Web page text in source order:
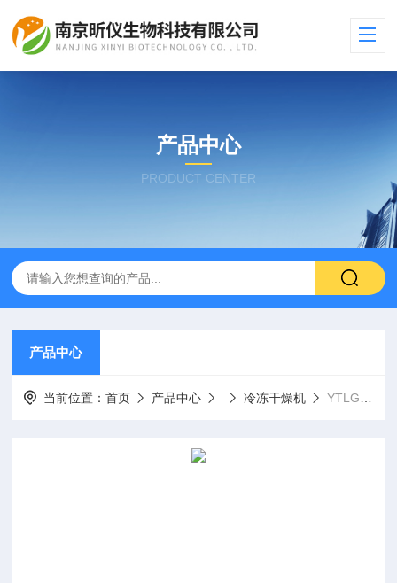
产品中心
PRODUCT CENTER
产品中心
当前位置：首页 产品中心 冷冻干燥机 YTLG-20F叶拓 冻干机